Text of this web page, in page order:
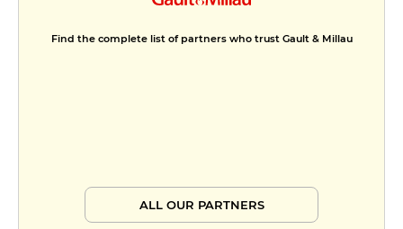
Find the complete list of partners who trust Gault & Millau
ALL OUR PARTNERS